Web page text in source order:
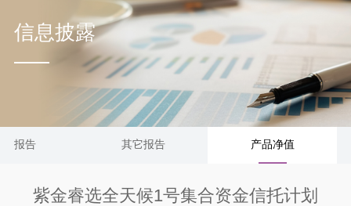
信息披露
算报告 其它报告 产品净值
紫金睿选全天候1号集合资金信托计划